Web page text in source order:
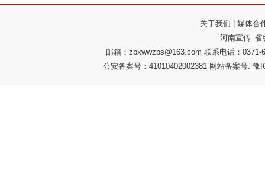
关于我们
媒体合
河南宣传_省
邮箱：zbxwwzbs@163.com 联系电话：
公安备案号：41010402002381 网站备案号: